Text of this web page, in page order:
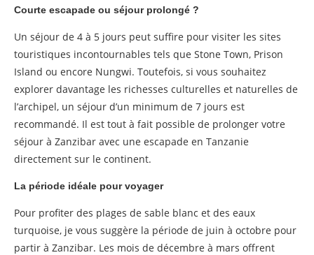
Courte escapade ou séjour prolongé ?
Un séjour de 4 à 5 jours peut suffire pour visiter les sites
touristiques incontournables tels que Stone Town, Prison
Island ou encore Nungwi. Toutefois, si vous souhaitez
explorer davantage les richesses culturelles et naturelles de
l’archipel, un séjour d’un minimum de 7 jours est
recommandé. Il est tout à fait possible de prolonger votre
séjour à Zanzibar avec une escapade en Tanzanie
directement sur le continent.
La période idéale pour voyager
Pour profiter des plages de sable blanc et des eaux
turquoise, je vous suggère la période de juin à octobre pour
partir à Zanzibar. Les mois de décembre à mars offrent